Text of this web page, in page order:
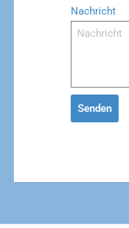
Nachricht
Senden